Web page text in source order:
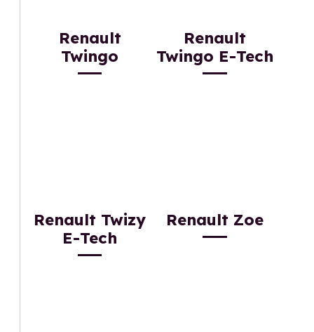
Renault
Twingo
Renault
Twingo E-Tech
Renault Twizy
E-Tech
Renault Zoe